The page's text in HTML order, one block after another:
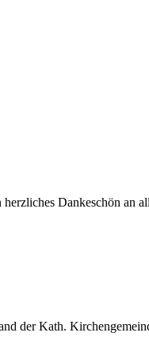
Dankeschön an
der Kath.